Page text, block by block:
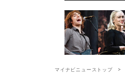
マイナビニューストップ